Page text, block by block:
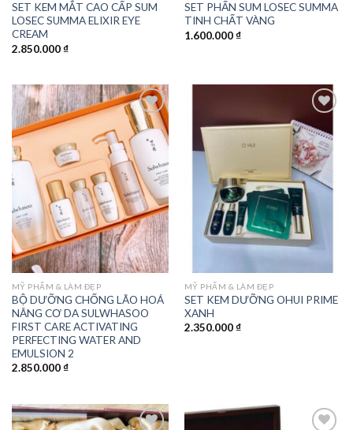
SET KEM MẮT CAO CẤP SUM
LOSEC SUMMA ELIXIR EYE
CREAM
2.850.000₫
SET PHẤN SUM LOSEC SUMMA
TINH CHẤT VÀNG
1.600.000₫
Add to
wishlist
MỸ PHẨM & LÀM ĐẸP
BỘ DƯỠNG CHỐNG LÃO HOÁ
NÂNG CƠ DA SULWHASOO
FIRST CARE ACTIVATING
PERFECTING WATER AND
EMULSION 2
2.850.000₫
Add to
wishlist
MỸ PHẨM & LÀM ĐẸP
SET KEM DƯỠNG OHUI PRIME
XANH
2.350.000₫